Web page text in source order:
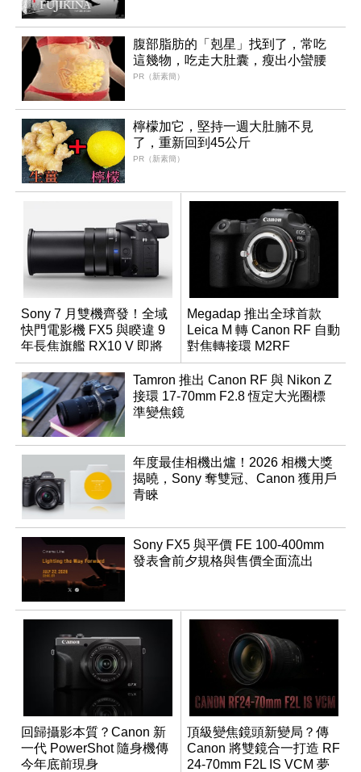
腹部脂肪的「剋星」找到了，常吃
這幾物，吃走大肚囊，瘦出小蠻腰
PR（新素簡）
檸檬加它，堅持一週大肚腩不見
了，重新回到45公斤
PR（新素簡）
Sony 7 月雙機齊發！全域
快門電影機 FX5 與睽違 9
年長焦旗艦 RX10 V 即將
登場
Megadap 推出全球首款
Leica M 轉 Canon RF 自動
對焦轉接環 M2RF
Tamron 推出 Canon RF 與 Nikon Z
接環 17-70mm F2.8 恆定大光圈標
準變焦鏡
年度最佳相機出爐！2026 相機大獎
揭曉，Sony 奪雙冠、Canon 獲用戶
青睞
Sony FX5 與平價 FE 100-400mm
發表會前夕規格與售價全面流出
回歸攝影本質？Canon 新
一代 PowerShot 隨身機傳
今年底前現身
頂級變焦鏡頭新變局？傳
Canon 將雙鏡合一打造 RF
24-70mm F2L IS VCM 夢